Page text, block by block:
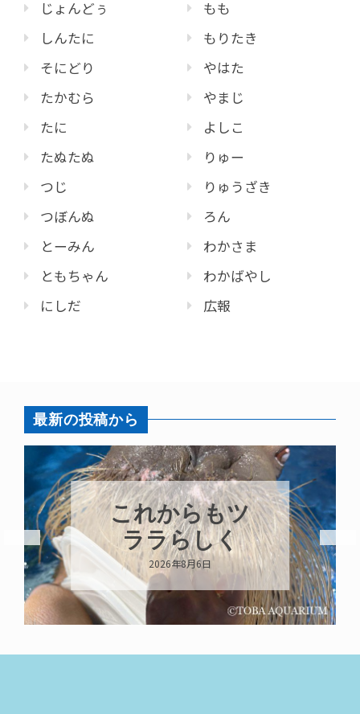
じょんどぅ
しんたに
そにどり
たかむら
たに
たぬたぬ
つじ
つぼんぬ
とーみん
ともちゃん
にしだ
もも
もりたき
やはた
やまじ
よしこ
りゅー
りゅうざき
ろん
わかさま
わかばやし
広報
最新の投稿から
らもツ
らしく
年8月6日
ハロー
2026年8月6